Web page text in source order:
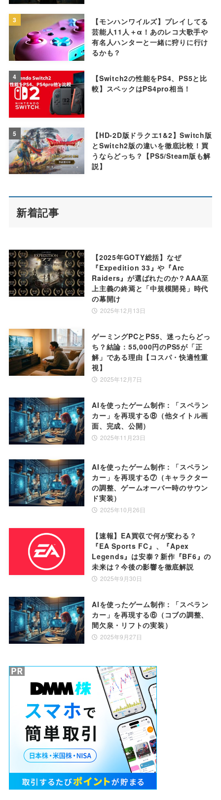
3
【モンハンワイルズ】プレイしてる
芸能人11人＋α！あのレコ大歌手や
有名人ハンターと一緒に狩りに行け
るかも？
4
【Switch2の性能をPS4、PS5と比
較】スペックはPS4pro相当！
5
【HD-2D版ドラクエ1&2】Switch版
とSwitch2版の違いを徹底比較！買
うならどっち？【PS5/Steam版も解
説】
新着記事
【2025年GOTY総括】なぜ
『Expedition 33』や『Arc
Raiders』が選ばれたのか？AAA至
上主義の終焉と「中規模開発」時代
の幕開け
2025年12月13日
ゲーミングPCとPS5、迷ったらどっ
ち？結論：55,000円のPS5が「正
解」である理由【コスパ・快適性重
視】
2025年12月7日
AIを使ったゲーム制作：「スペラン
カー」を再現する⑧（他タイトル画
面、完成、公開）
2025年11月23日
AIを使ったゲーム制作：「スペラン
カー」を再現する⑦（キャラクター
の調整、ゲームオーバー時のサウン
ド実装）
2025年10月26日
【速報】EA買収で何が変わる？
『EA Sports FC』、『Apex
Legends』は安泰？新作『BF6』の
未来は？今後の影響を徹底解説
2025年9月30日
AIを使ったゲーム制作：「スペラン
カー」を再現する⑥（コブの調整、
間欠泉・リフトの実装）
2025年9月27日